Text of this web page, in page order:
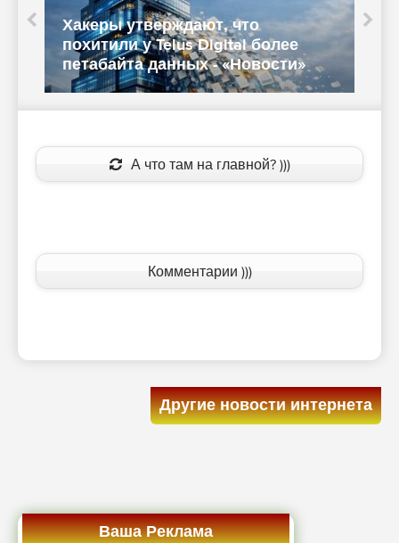
Хакеры утверждают, что
похитили у Telus Digital более
петабайта данных - «Новости»
А что там на главной? )))
Комментарии )))
Другие новости интернета
Ваша Реклама